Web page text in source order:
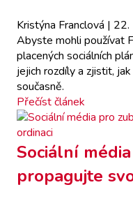
Kristýna Franclová | 22.
Abyste mohli používat
placených sociálních
jejich rozdíly a zjistit,
současně.
Přečíst článek
Sociální
propagujte